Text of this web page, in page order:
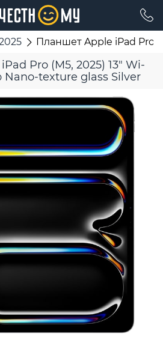
Планшет Apple iPad Pro
Pro (M5, 2025) 13" Wi-
Nano-texture glass Silver